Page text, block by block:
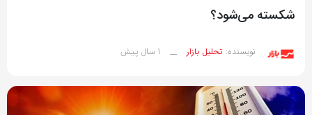
شکسته می‌شود؟
نویسنده: تحلیل بازار __ 1 سال پیش